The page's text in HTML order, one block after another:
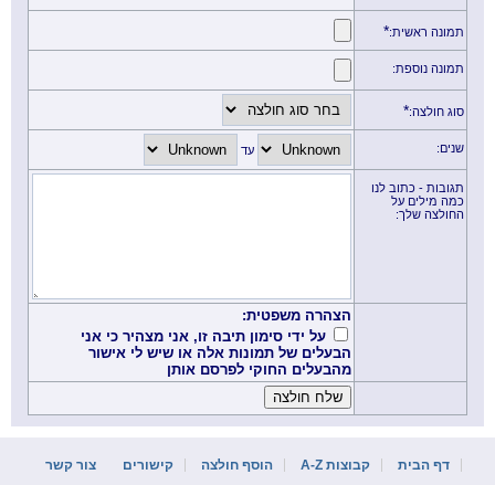
תמונה ראשית:*
תמונה נוספת:
סוג חולצה:*
שנים: עד
תגובות - כתוב לנו
כמה מילים על
החולצה שלך:
הצהרה משפטית:
על ידי סימון תיבה זו, אני מצהיר כי אני
הבעלים של תמונות אלה או שיש לי אישור
מהבעלים החוקי לפרסם אותן
דף הבית קבוצות A-Z הוסף חולצה קישורים צור קשר